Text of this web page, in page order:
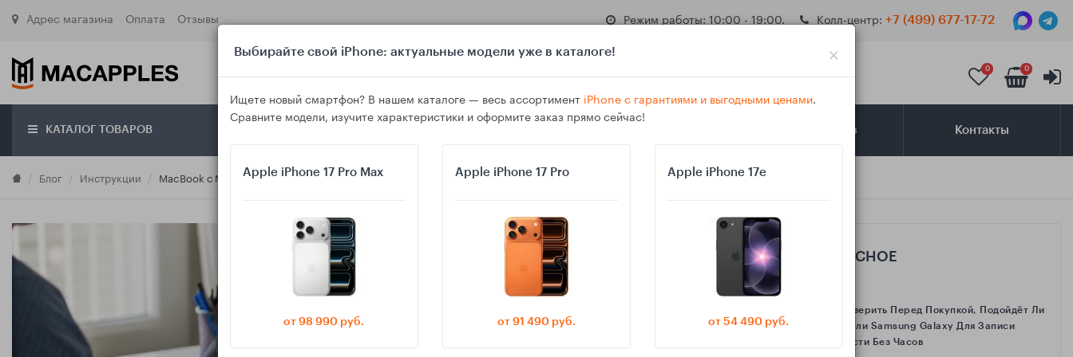
Адрес магазина Оплата Отзывы Режим работы: 10:00 - 19:00. Колл-центр: +7 (499) 677-17-72
0 0
КАТАЛОГ ТОВАРОВ Самовывоз Контакты
Блог Инструкции MacBook с M‑чипом: как быстро проверить оперативную память и SSD, и что это меняет в работе
САМОЕ ИНТЕРЕСНОЕ
Как Проверить Перед Покупкой, Подойдёт Ли
IPhone Или Samsung Galaxy Для Записи
Активности Без Часов
Выбирайте свой iPhone: актуальные модели уже в каталоге! ×
Ищете новый смартфон? В нашем каталоге — весь ассортимент iPhone с гарантиями и выгодными ценами.
Сравните модели, изучите характеристики и оформите заказ прямо сейчас!
Apple iPhone 17 Pro Max
от 98 990 руб.
Apple iPhone 17 Pro
от 91 490 руб.
Apple iPhone 17e
от 54 490 руб.